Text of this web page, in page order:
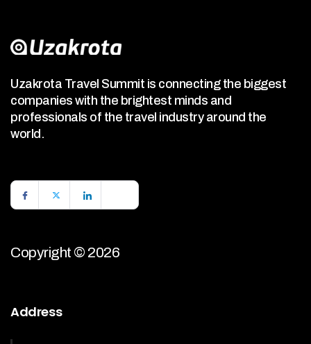
Uzakrota Travel Summit is connecting the biggest
companies with the brightest minds and
professionals of the travel industry around the
world.
Copyright © 2026
Address